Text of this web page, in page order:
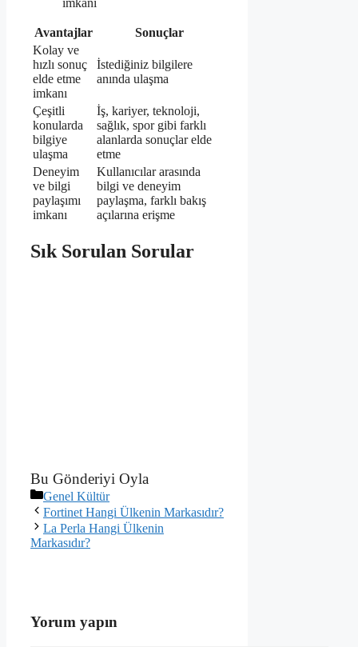
imkanı
Avantajlar
Sonuçlar
Kolay ve
hızlı sonuç
elde etme
imkanı
İstediğiniz bilgilere
anında ulaşma
Çeşitli
konularda
bilgiye
ulaşma
İş, kariyer, teknoloji,
sağlık, spor gibi farklı
alanlarda sonuçlar elde
etme
Deneyim
ve bilgi
paylaşımı
imkanı
Kullanıcılar arasında
bilgi ve deneyim
paylaşma, farklı bakış
açılarına erişme
Sık Sorulan Sorular
Bu Gönderiyi Oyla
Kategoriler
Genel Kültür
Fortinet Hangi Ülkenin Markasıdır?
La Perla Hangi Ülkenin
Markasıdır?
Yorum yapın